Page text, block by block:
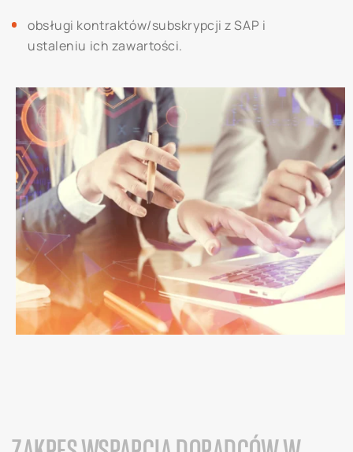
obsługi kontraktów/subskrypcji z SAP i
ustaleniu ich zawartości.